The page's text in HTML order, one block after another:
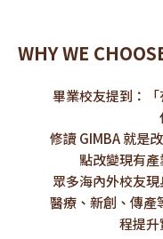
WHY WE
畢業校友提到：
修讀 GIMBA 就是
點改變現有
眾多海內外校友
醫療、新創、傳產
程提升